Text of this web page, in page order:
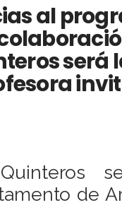
al
será
de